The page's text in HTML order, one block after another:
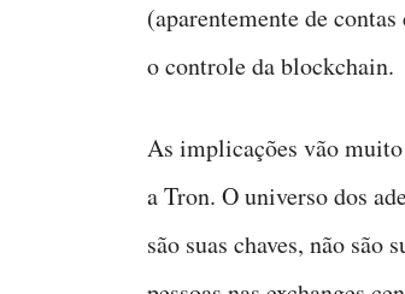
(aparentemente de
o controle da blockchain.
As implicações vão
a Tron. O universo dos
são suas chaves, não